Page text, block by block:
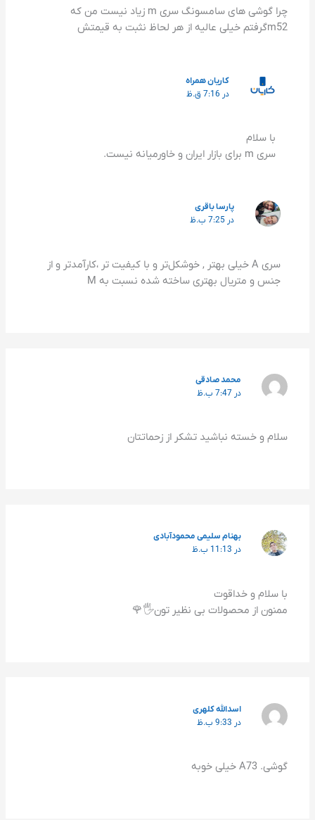
چرا گوشی های سامسونگ سری m زیاد نیست من که
m52گرفتم خیلی عالیه از هر لحاظ نثبت به قیمتش
کاریان همراه
در 7:16 ق.ظ
با سلام
سری m برای بازار ایران و خاورمیانه نیست.
پارسا باقری
در 7:25 ب.ظ
سری A خیلی بهتر , خوشکل‌تر و با کیفیت تر ،کارآمدتر و از
جنس و متریال بهتری ساخته شده نسبت به M
محمد صادقی
در 7:47 ب.ظ
سلام و خسته نباشید تشکر از زحماتتان
بهنام سلیمی محمودآبادی
در 11:13 ب.ظ
با سلام و خداقوت
ممنون از محصولات بی نظیر تون🖐️🌹
اسدالله کلهری
در 9:33 ب.ظ
گوشی. A73 خیلی خوبه